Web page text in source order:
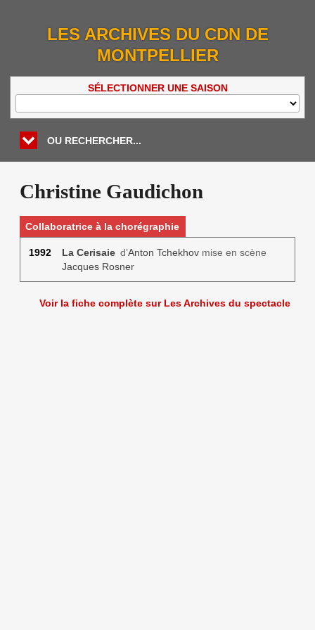
LES ARCHIVES DU CDN DE
MONTPELLIER
SÉLECTIONNER UNE SAISON
OU RECHERCHER...
Christine Gaudichon
Collaboratrice à la chorégraphie
1992 La Cerisaied’Anton Tchekhovmise en scène
Jacques Rosner
Voir la fiche complète sur Les Archives du spectacle